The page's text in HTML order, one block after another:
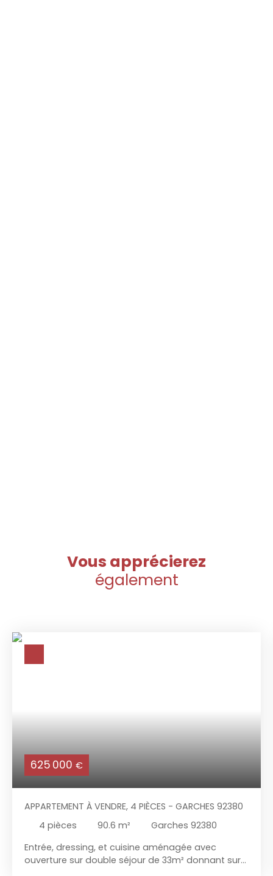
Vous apprécierez
également
625 000 €
APPARTEMENT À VENDRE, 4 PIÈCES - GARCHES 92380
4 pièces 90.6 m²
Garches 92380
Entrée, dressing, et cuisine aménagée avec
ouverture sur double séjour de 33m² donnant sur